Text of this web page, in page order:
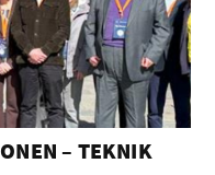
– TEKNIK